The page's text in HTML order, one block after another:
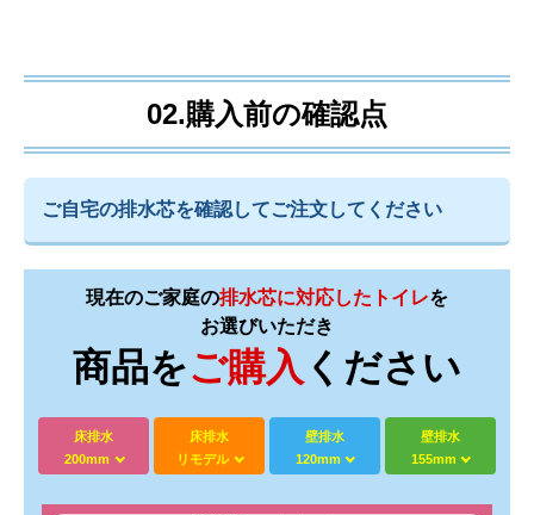
02.購入前の確認点
ご自宅の排水芯を確認してご注文してください
現在のご家庭の排水芯に対応したトイレを
お選びいただき
商品をご購入 ください
床排水
200mm
床排水
リモデル
壁排水
120mm
壁排水
155mm